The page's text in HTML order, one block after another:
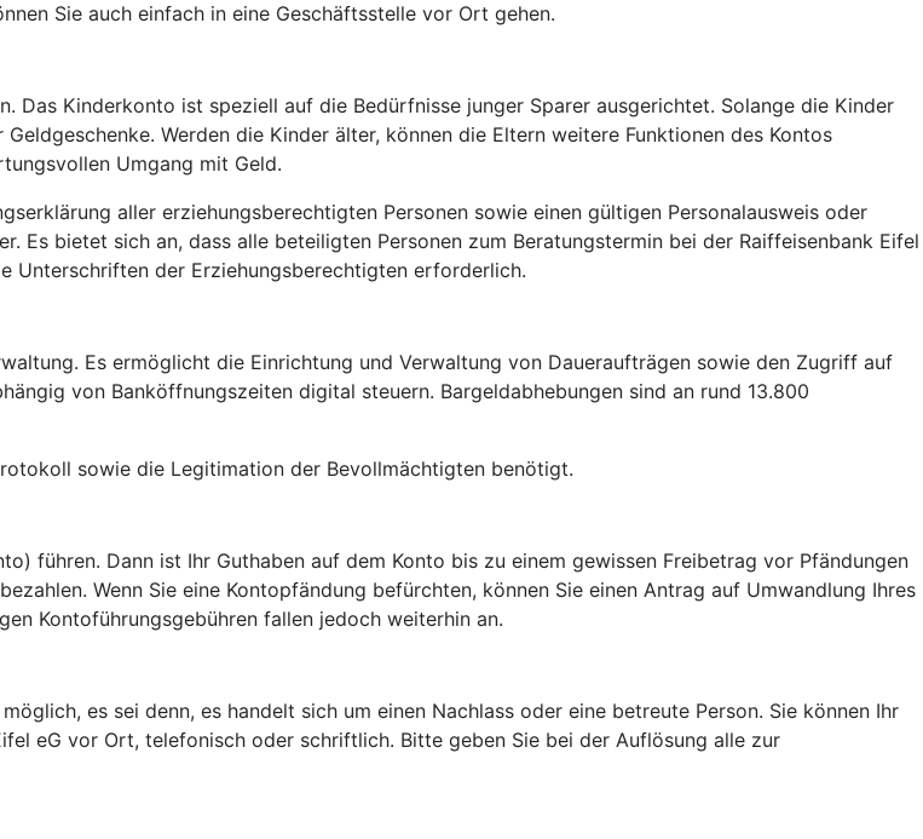
Sie auch einfach in eine Geschäftsstelle vor Ort gehen.
Das Kinderkonto ist speziell auf die Bedürfnisse junger Sparer ausgerichtet. Solange die Kinder
Werden die Kinder älter, können die Eltern weitere Funktionen des Kontos
Umgang mit Geld.
aller erziehungsberechtigten Personen sowie einen gültigen Personalausweis oder
Es bietet sich an, dass alle beteiligten Personen zum Beratungstermin bei der Raiffeisenbank Eifel
Unterschriften der Erziehungsberechtigten erforderlich.
Es ermöglicht die Einrichtung und Verwaltung von Daueraufträgen sowie den Zugriff auf
von Banköffnungszeiten digital steuern. Bargeldabhebungen sind an rund 13.800
sowie die Legitimation der Bevollmächtigten benötigt.
führen. Dann ist Ihr Guthaben auf dem Konto bis zu einem gewissen Freibetrag vor Pfändungen
Wenn Sie eine Kontopfändung befürchten, können Sie einen Antrag auf Umwandlung Ihres
Kontoführungsgebühren fallen jedoch weiterhin an.
es sei denn, es handelt sich um einen Nachlass oder eine betreute Person. Sie können Ihr
eG vor Ort, telefonisch oder schriftlich. Bitte geben Sie bei der Auflösung alle zur